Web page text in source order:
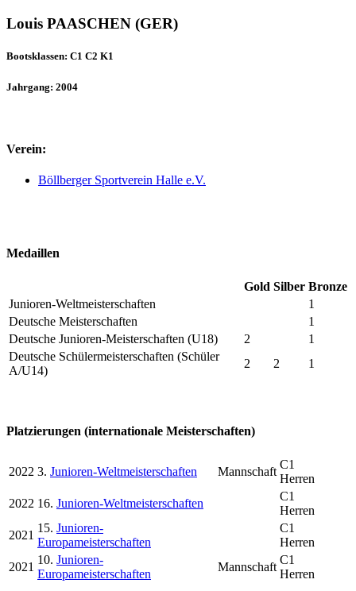
Louis PAASCHEN (GER)
Bootsklassen: C1 C2 K1
Jahrgang: 2004
Verein:
Böllberger Sportverein Halle e.V.
Medaillen
Gold Silber Bronze
Junioren-Weltmeisterschaften
1
Deutsche Meisterschaften
1
Deutsche Junioren-Meisterschaften (U18)
2
1
Deutsche Schülermeisterschaften (Schüler
A/U14)
2 2 1
Platzierungen (internationale Meisterschaften)
2022 3. Junioren-Weltmeisterschaften Mannschaft
C1
Herren
2022 16. Junioren-Weltmeisterschaften
C1
Herren
2021
15. Junioren-
Europameisterschaften
C1
Herren
2021
10. Junioren-
Europameisterschaften
Mannschaft
C1
Herren